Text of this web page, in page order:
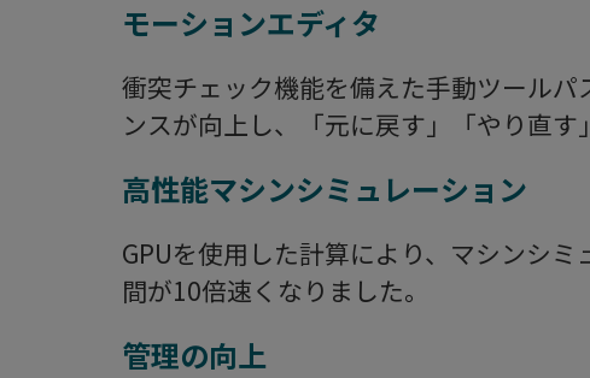
モーションエディタ
衝突チェック機能を備えた手動ツール
ンスが向上し、「元に戻す」「やり直す
高性能マシンシミュレーション
GPUを使用した計算により、マシンシ
間が10倍速くなりました。
管理の向上